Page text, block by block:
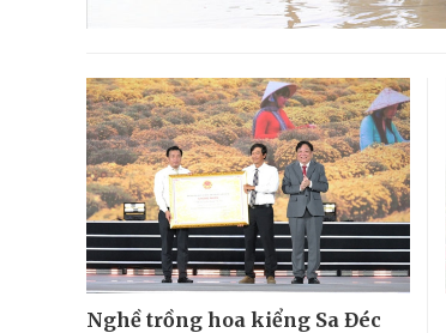
Nghề trồng hoa kiểng Sa Đéc